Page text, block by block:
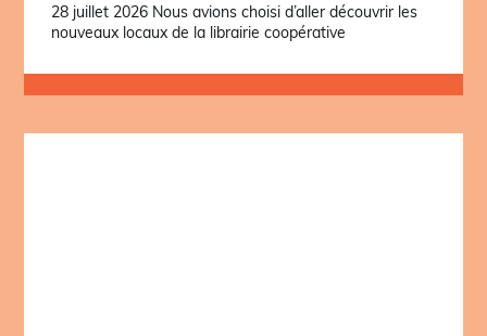
28 juillet 2026 Nous avions choisi d’aller découvrir les
nouveaux locaux de la librairie coopérative